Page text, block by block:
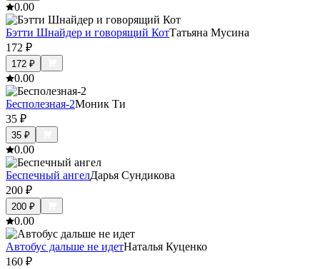
0.00
Бэтти Шнайдер и говорящий КотТатьяна Мусина
172 ₽
172 ₽
0.00
Бесполезная-2Моник Ти
35 ₽
35 ₽
0.00
Беспечный ангелДарья Сундикова
200 ₽
200 ₽
0.00
Автобус дальше не идетНаталья Куценко
160 ₽